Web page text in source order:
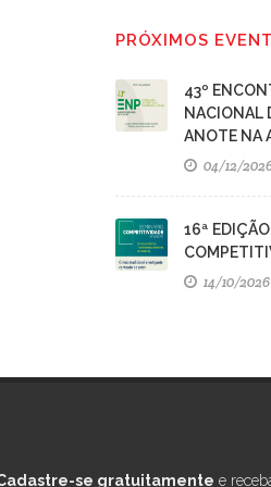
PRÓXIMOS
43º
NACIONAL
ANOTE NA
04/12/
16ª
14/10/2026
se gratuitamente e